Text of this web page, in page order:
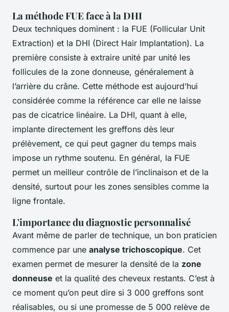
La méthode FUE face à la DHI
Deux techniques dominent : la FUE (Follicular Unit
Extraction) et la DHI (Direct Hair Implantation). La
première consiste à extraire unité par unité les
follicules de la zone donneuse, généralement à
l’arrière du crâne. Cette méthode est aujourd’hui
considérée comme la référence car elle ne laisse
pas de cicatrice linéaire. La DHI, quant à elle,
implante directement les greffons dès leur
prélèvement, ce qui peut gagner du temps mais
impose un rythme soutenu. En général, la FUE
permet un meilleur contrôle de l’inclinaison et de la
densité, surtout pour les zones sensibles comme la
ligne frontale.
L'importance du diagnostic personnalisé
Avant même de parler de technique, un bon praticien
commence par une analyse trichoscopique. Cet
examen permet de mesurer la densité de la zone
donneuse et la qualité des cheveux restants. C’est à
ce moment qu’on peut dire si 3 000 greffons sont
réalisables, ou si une promesse de 5 000 relève de